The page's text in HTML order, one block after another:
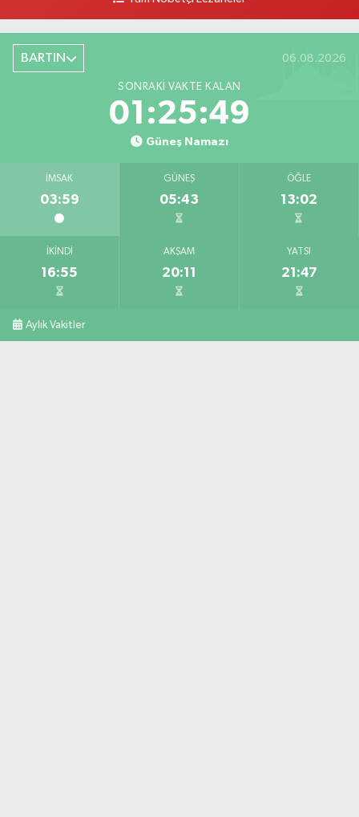
BARTIN 06.08.2026
SONRAKI VAKTE KALAN
01:25:48
Güneş Namazı
İMSAK
03:59
GÜNEŞ
05:43
ÖĞLE
13:02
İKINDI
16:55
AKŞAM
20:11
YATSI
21:47
Aylık Vakitler